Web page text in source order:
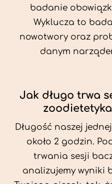
badanie
Wyklucza to
nowotwory oraz
danym
Jak długo trwa
Długość naszej
około 2 godzin.
trwania sesji
analizujemy wyniki